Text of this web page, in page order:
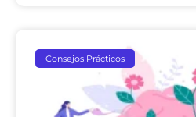
Consejos Prácticos